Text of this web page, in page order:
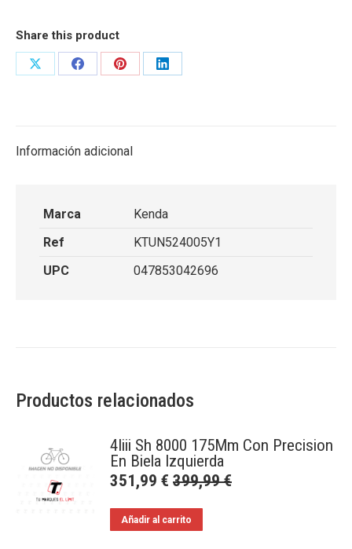
Share this product
Share
Share
Share
Share
Información adicional
Marca
Kenda
Ref
KTUN524005Y1
UPC
047853042696
Productos relacionados
4Iiii Sh 8000 175Mm Con Precision
En Biela Izquierda
351,99 € 399,99€
Añadir al carrito